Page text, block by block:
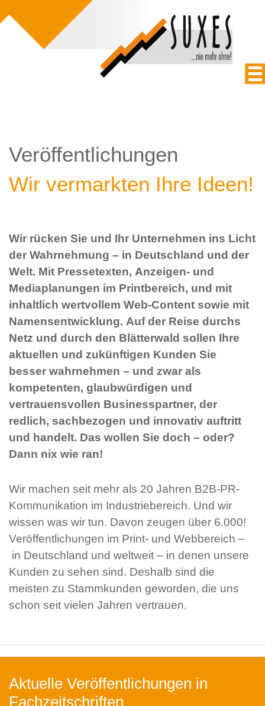
Veröffentlichungen
Wir vermarkten Ihre Ideen!
Wir rücken Sie und Ihr Unternehmen ins Licht
der Wahrnehmung – in Deutschland und der
Welt. Mit Pressetexten, Anzeigen- und
Mediaplanungen im Printbereich, und mit
inhaltlich wertvollem Web-Content sowie mit
Namensentwicklung. Auf der Reise durchs
Netz und durch den Blätterwald sollen Ihre
aktuellen und zukünftigen Kunden Sie
besser wahrnehmen – und zwar als
kompetenten, glaubwürdigen und
vertrauensvollen Businesspartner, der
redlich, sachbezogen und innovativ auftritt
und handelt. Das wollen Sie doch – oder?
Dann nix wie ran!
Wir machen seit mehr als 20 Jahren B2B-PR-
Kommunikation im Industriebereich. Und wir
wissen was wir tun. Davon zeugen über 6.000!
Veröffentlichungen im Print- und Webbereich –
in Deutschland und weltweit – in denen unsere
Kunden zu sehen sind. Deshalb sind die
meisten zu Stammkunden geworden, die uns
schon seit vielen Jahren vertrauen.
Aktuelle Veröffentlichungen in
Fachzeitschriften